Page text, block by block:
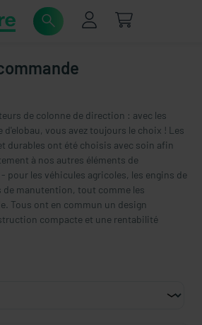
de colonne de direction : avec les
d'elobau, vous avez toujours le choix ! Les
durables ont été choisis avec soin afin
à nos autres éléments de
pour les véhicules agricoles, les engins de
manutention, tout comme les
Tous ont en commun un design
compacte et une rentabilité